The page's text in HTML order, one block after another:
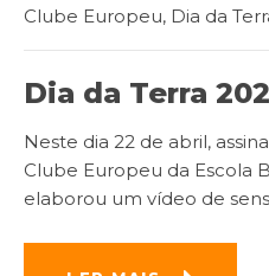
Clube Europeu, Dia da
Dia da Terra
Neste dia 22 de abril,
Clube Europeu da Escola
elaborou um vídeo de